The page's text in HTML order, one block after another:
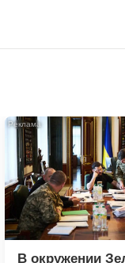
В окружении